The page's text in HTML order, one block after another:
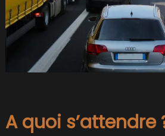
A quoi s’attendre